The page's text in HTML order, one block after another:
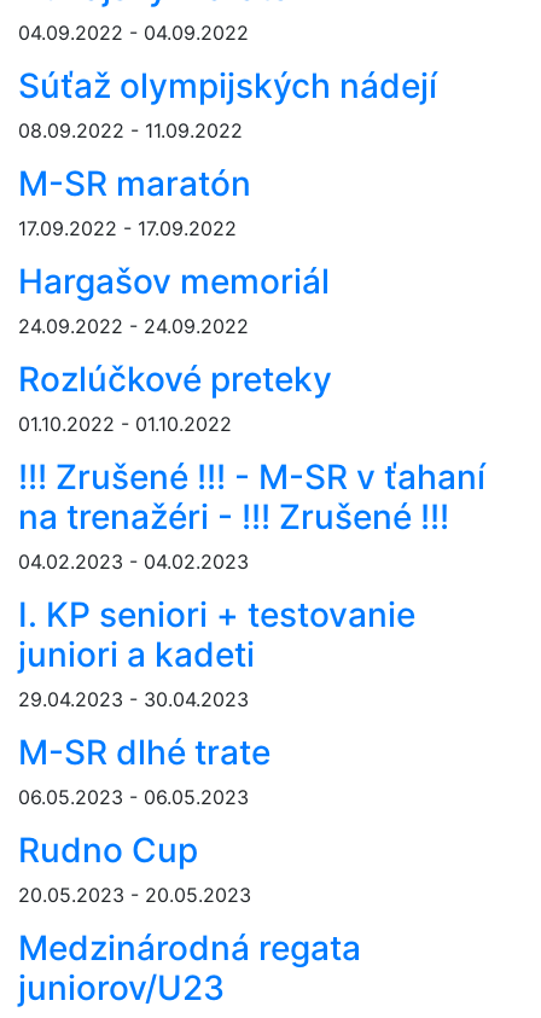
04.09.2022 - 04.09.2022
Súťaž olympijských nádejí
08.09.2022 - 11.09.2022
M-SR maratón
17.09.2022 - 17.09.2022
Hargašov memoriál
24.09.2022 - 24.09.2022
Rozlúčkové preteky
01.10.2022 - 01.10.2022
!!! Zrušené !!! - M-SR v ťahaní
na trenažéri - !!! Zrušené !!!
04.02.2023 - 04.02.2023
I. KP seniori + testovanie
juniori a kadeti
29.04.2023 - 30.04.2023
M-SR dlhé trate
06.05.2023 - 06.05.2023
Rudno Cup
20.05.2023 - 20.05.2023
Medzinárodná regata
juniorov/U23